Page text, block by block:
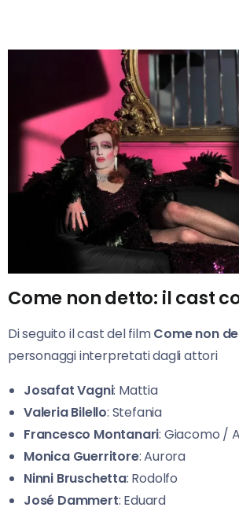
Come non detto: il cast
Di seguito il cast del filmCome non
personaggi interpretati dagli attori
Josafat Vagni: Mattia
Valeria Bilello: Stefania
Francesco Montanari: Giacomo /
Monica Guerritore: Aurora
Ninni Bruschetta: Rodolfo
José Dammert: Eduard